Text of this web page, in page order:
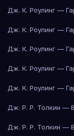
Дж. К. Роулинг —
Дж. К. Роулинг —
Дж. К. Роулинг —
Дж. К. Роулинг —
Дж. К. Роулинг —
Дж. Р. Р. Толкин —
Дж. Р. Р. Толкин —